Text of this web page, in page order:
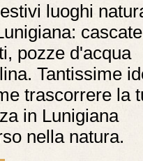
luoghi
pozze d'acqua
Tantissime
trascorrere la
in Lunigiana
nella natura.